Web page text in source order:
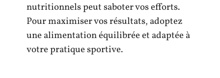
nutritionnels peut saboter vos efforts.
Pour maximiser vos résultats, adoptez
une alimentation équilibrée et adaptée à
votre pratique sportive.